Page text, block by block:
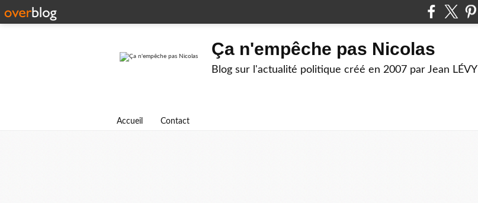
Ça n'empêche pas Nicolas
Blog sur l'actualité politique créé en 2007 par Jean LÉVY
Accueil Contact